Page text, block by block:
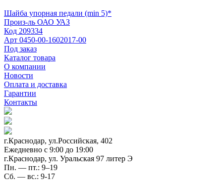
Шайба упорная педали (min 5)*
Произ-ль ОАО УАЗ
Код 209334
Арт 0450-00-1602017-00
Под заказ
Каталог товара
О компании
Новости
Оплата и доставка
Гарантии
Контакты
г.Краснодар, ул.Российская, 402
Ежедневно c 9:00 до 19:00
г.Краснодар, ул. Уральская 97 литер Э
Пн. — пт.: 9–19
Сб. — вс.: 9-17